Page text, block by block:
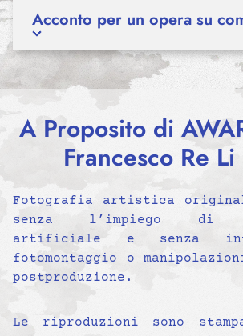
Acconto per un opera su
A Proposito di
Francesco Re
Fotografia artistica
senza l’impiego di
artificiale e senza
fotomontaggio o
postproduzione.
Le riproduzioni sono